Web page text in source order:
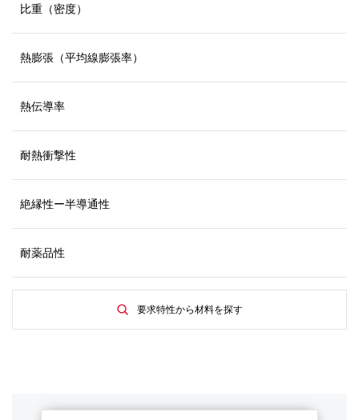
比重（密度）
熱膨張（平均線膨張率）
熱伝導率
耐熱衝撃性
絶縁性ー半導通性
耐薬品性
要求特性から材料を探す